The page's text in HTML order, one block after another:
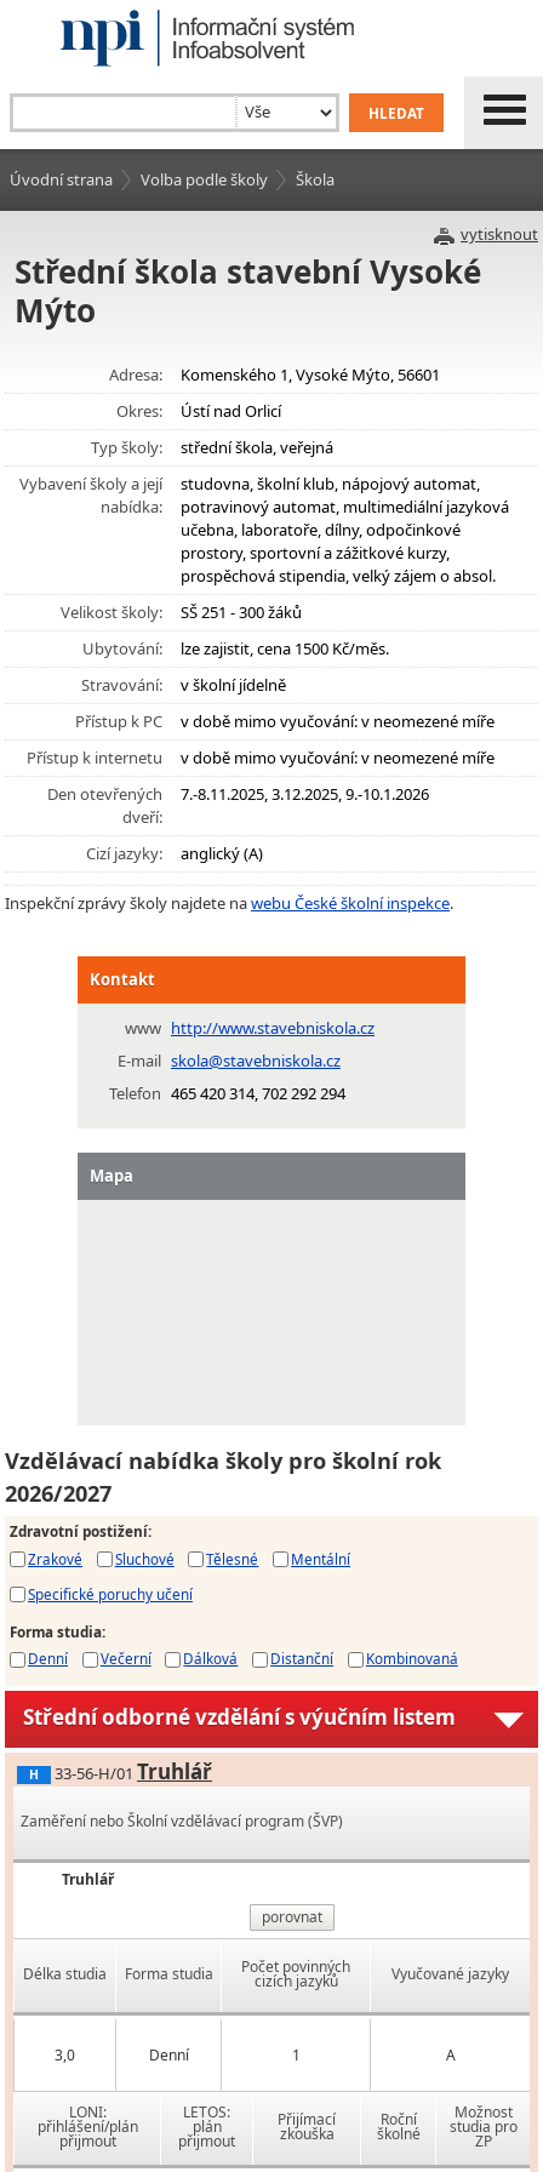
Úvodní strana Volba podle školy Škola
vytisknout
Střední škola stavební Vysoké
Mýto
Adresa:
Komenského 1, Vysoké Mýto, 56601
Okres:
Ústí nad Orlicí
Typ školy:
střední škola, veřejná
Vybavení školy a její
nabídka:
studovna, školní klub, nápojový automat,
potravinový automat, multimediální jazyková
učebna, laboratoře, dílny, odpočinkové
prostory, sportovní a zážitkové kurzy,
prospěchová stipendia, velký zájem o absol.
Velikost školy:
SŠ 251 - 300 žáků
Ubytování:
lze zajistit, cena 1500 Kč/měs.
Stravování:
v školní jídelně
Přístup k PC
v době mimo vyučování: v neomezené míře
Přístup k internetu
v době mimo vyučování: v neomezené míře
Den otevřených
dveří:
7.-8.11.2025, 3.12.2025, 9.-10.1.2026
Cizí jazyky: anglický (A)
Inspekční zprávy školy najdete nawebu České školní inspekce.
Kontakt
www http://www.stavebniskola.cz
E-mail skola@stavebniskola.cz
Telefon 465 420 314, 702 292 294
Mapa
Vzdělávací nabídka školy pro školní rok
2026/2027
Zdravotní postižení:
Zrakové
Sluchové Tělesné
Mentální
Specifické poruchy učení
Forma studia:
Denní
Večerní Dálková Distanční Kombinovaná
Střední odborné vzdělání s výučním listem
H 33-56-H/01 Truhlář
Zaměření nebo Školní vzdělávací program (ŠVP)
Truhlář
porovnat
Délka studia Forma studia Počet povinných
cizích jazyků Vyučované jazyky
3,0 Denní 1 A
LONI:
přihlášení/plán
přijmout
LETOS:
plán
přijmout
Přijímací
zkouška
Roční
školné
Možnost
studia pro
ZP